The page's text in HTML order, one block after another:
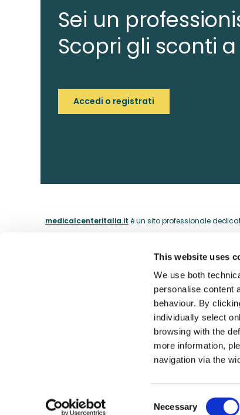
This website uses
We use both
personalise content
behaviour. By
individually select
browsing with the
more information,
navigation via the
Necessary
Sei un
Scopri gli sconti
Accedi o registrati
medicalcenteritalia.it è un sito professionale
Il catalogo dei medici dal 1974.
La
I
Theras Consumer Health S.R.L. - Div. Medical Center -
Informativa cookie Condizioni di vendita